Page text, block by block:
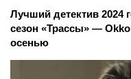
Лучший детектив 2024
сезон «Трассы» —
осенью